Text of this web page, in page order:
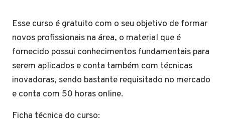
Esse curso é gratuito com o seu objetivo de formar
novos profissionais na área, o material que é
fornecido possui conhecimentos fundamentais para
serem aplicados e conta também com técnicas
inovadoras, sendo bastante requisitado no mercado
e conta com 50 horas online.
Ficha técnica do curso: